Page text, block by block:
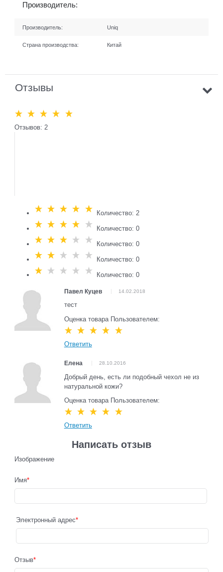
Производитель:
Производитель: Uniq
Страна производства: Китай
Отзывы
Отзывов: 2
Количество: 2
Количество: 0
Количество: 0
Количество: 0
Количество: 0
Павел Куцев 14.02.2018
тест
Оценка товара Пользователем:
Ответить
Елена 28.10.2016
Добрый день, есть ли подобный чехол не из
натуральной кожи?
Оценка товара Пользователем:
Ответить
Написать отзыв
Изображение
Имя
Электронный адрес
Отзыв